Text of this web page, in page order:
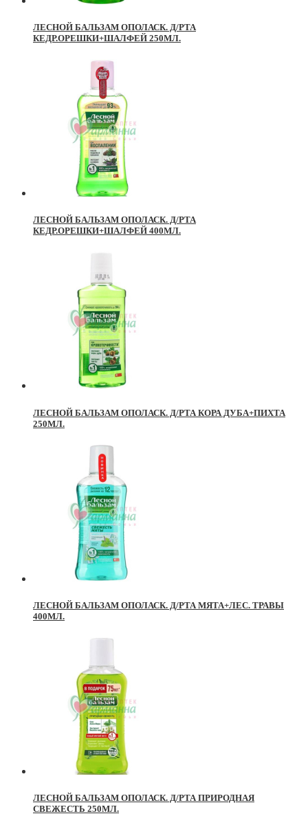
ЛЕСНОЙ БАЛЬЗАМ ОПОЛАСК. Д/РТА
КЕДР.ОРЕШКИ+ШАЛФЕЙ 250МЛ.
ЛЕСНОЙ БАЛЬЗАМ ОПОЛАСК. Д/РТА
КЕДР.ОРЕШКИ+ШАЛФЕЙ 400МЛ.
ЛЕСНОЙ БАЛЬЗАМ ОПОЛАСК. Д/РТА КОРА ДУБА+ПИХТА
250МЛ.
ЛЕСНОЙ БАЛЬЗАМ ОПОЛАСК. Д/РТА МЯТА+ЛЕС. ТРАВЫ
400МЛ.
ЛЕСНОЙ БАЛЬЗАМ ОПОЛАСК. Д/РТА ПРИРОДНАЯ
СВЕЖЕСТЬ 250МЛ.